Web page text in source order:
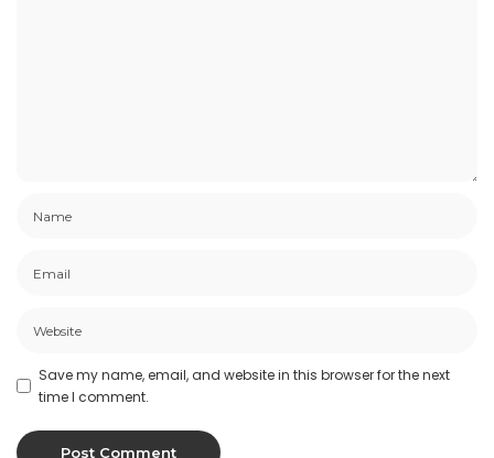
Save my name, email, and website in this browser for the next
time I comment.